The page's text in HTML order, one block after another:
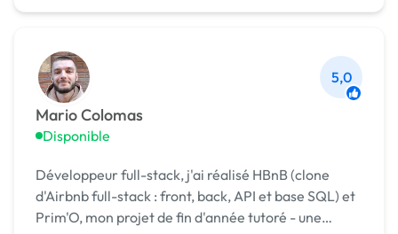
Mario Colomas
Disponible
5,0
Développeur full-stack, j'ai réalisé HBnB (clone
d'Airbnb full-stack : front, back, API et base SQL) et
Prim'O, mon projet de fin d'année tutoré - une